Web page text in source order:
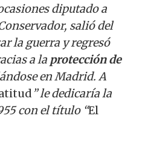
diputado a
salió del
la guerra y regresó
a la protección de
en Madrid. A
” le dedicaría la
con el título “El